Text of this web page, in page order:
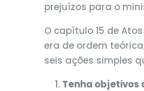
prejuízos para o
O capítulo 15 de
era de ordem
seis ações simples
Tenha objetivos